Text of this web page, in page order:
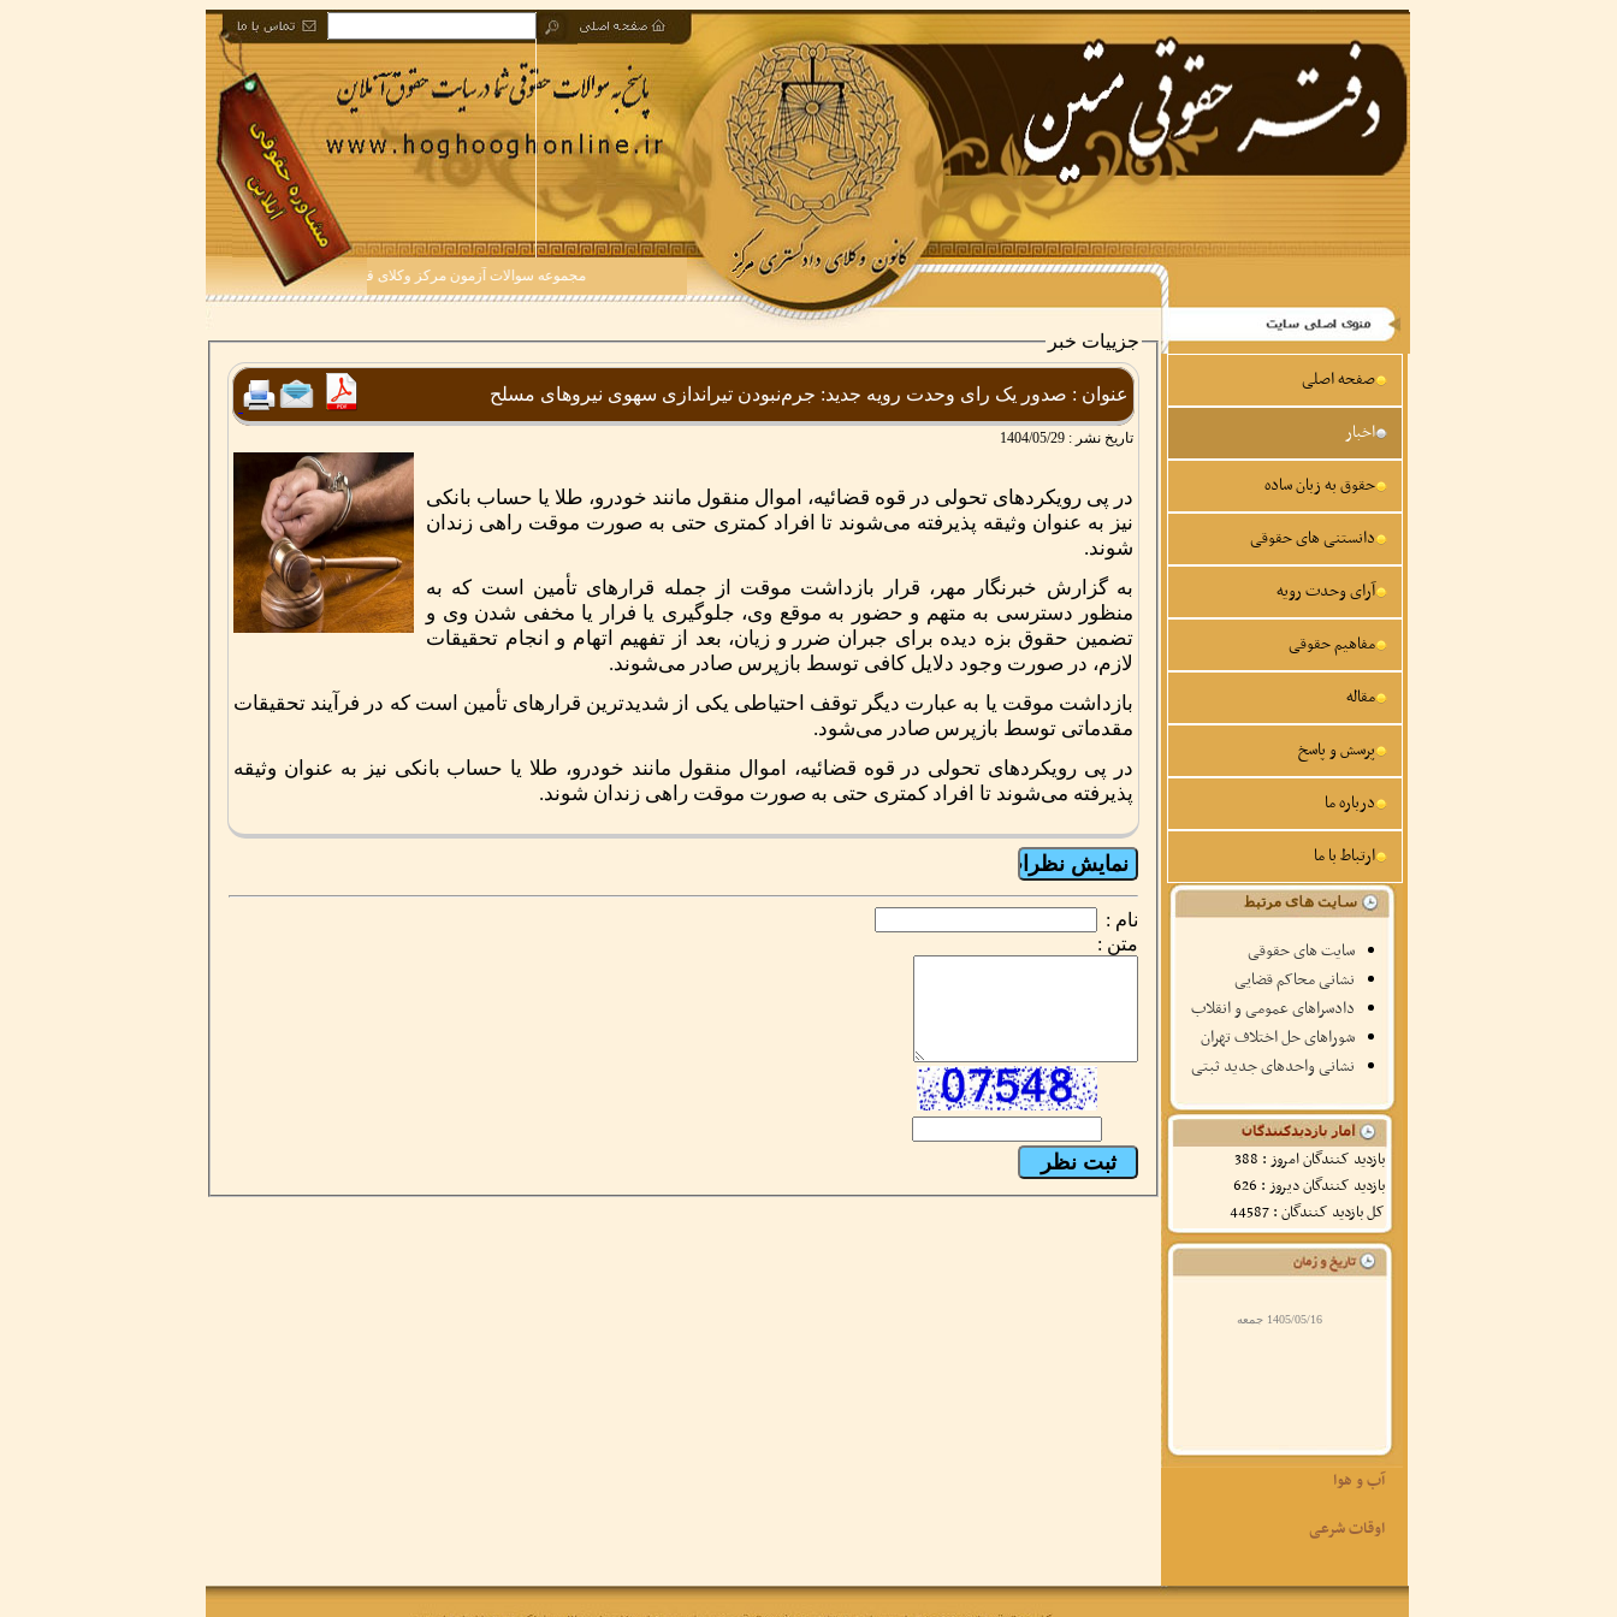
مجموعه سوالات آزمون مرکز وکلای قوه قضاییه ۱۴۰۴
جزییات خبر
عنوان : صدور یک رای وحدت رویه جدید: جرم‌نبودن تیراندازی سهوی نیروهای مسلح
تاریخ نشر : 1404/05/29
در پی رویکردهای تحولی در قوه قضائیه، اموال منقول مانند خودرو، طلا یا حساب بانکی
نیز به عنوان وثیقه پذیرفته می‌شوند تا افراد کمتری حتی به صورت موقت راهی زندان
شوند.
به گزارش خبرنگار مهر، قرار بازداشت موقت از جمله قرارهای تأمین است که به
منظور دسترسی به متهم و حضور به موقع وی، جلوگیری یا فرار یا مخفی شدن وی و
تضمین حقوق بزه دیده برای جبران ضرر و زیان، بعد از تفهیم اتهام و انجام تحقیقات
لازم، در صورت وجود دلایل کافی توسط بازپرس صادر می‌شوند.
بازداشت موقت یا به عبارت دیگر توقف احتیاطی یکی از شدیدترین قرارهای تأمین است که در فرآیند تحقیقات
مقدماتی توسط بازپرس صادر می‌شود.
در پی رویکردهای تحولی در قوه قضائیه، اموال منقول مانند خودرو، طلا یا حساب بانکی نیز به عنوان وثیقه
پذیرفته می‌شوند تا افراد کمتری حتی به صورت موقت راهی زندان شوند.
نام :
متن :
صفحه اصلی
اخبار
حقوق به زبان ساده
دانستنی های حقوقی
آرای وحدت رویه
مفاهیم حقوقی
مقاله
پرسش و پاسخ
درباره ما
ارتباط با ما
سایت های حقوقی
نشانی محاکم قضایی
دادسراهای عمومی و انقلاب
شوراهای حل اختلاف تهران
نشانی واحدهای جدید ثبتی
بازدید کنندگان امروز : 388
بازدید کنندگان دیروز : 626
کل بازدید کنندگان : 44587
1405/05/16 جمعه
آب و هوا
اوقات شرعی